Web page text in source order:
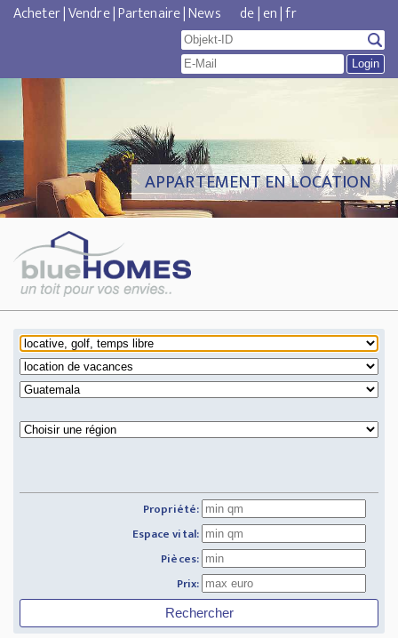
Acheter|Vendre|Partenaire|News de|en|fr
APPARTEMENT EN LOCATION
Propriété:
Espace vital:
Pièces:
Prix: